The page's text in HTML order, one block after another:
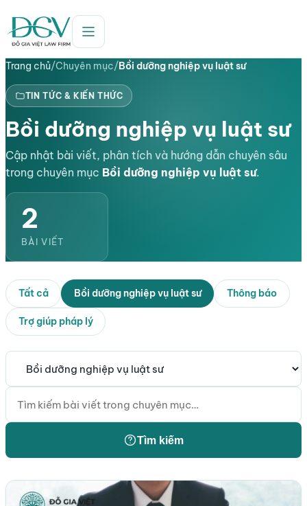
Trang chủ/Chuyên mục/Bồi dưỡng nghiệp vụ luật sư
TIN TỨC & KIẾN THỨC
Bồi dưỡng nghiệp vụ luật sư
Cập nhật bài viết, phân tích và hướng dẫn chuyên sâu
trong chuyên mục Bồi dưỡng nghiệp vụ luật sư.
2
BÀI VIẾT
Tất cả Bồi dưỡng nghiệp vụ luật sư Thông báo
Trợ giúp pháp lý
Tìm kiếm